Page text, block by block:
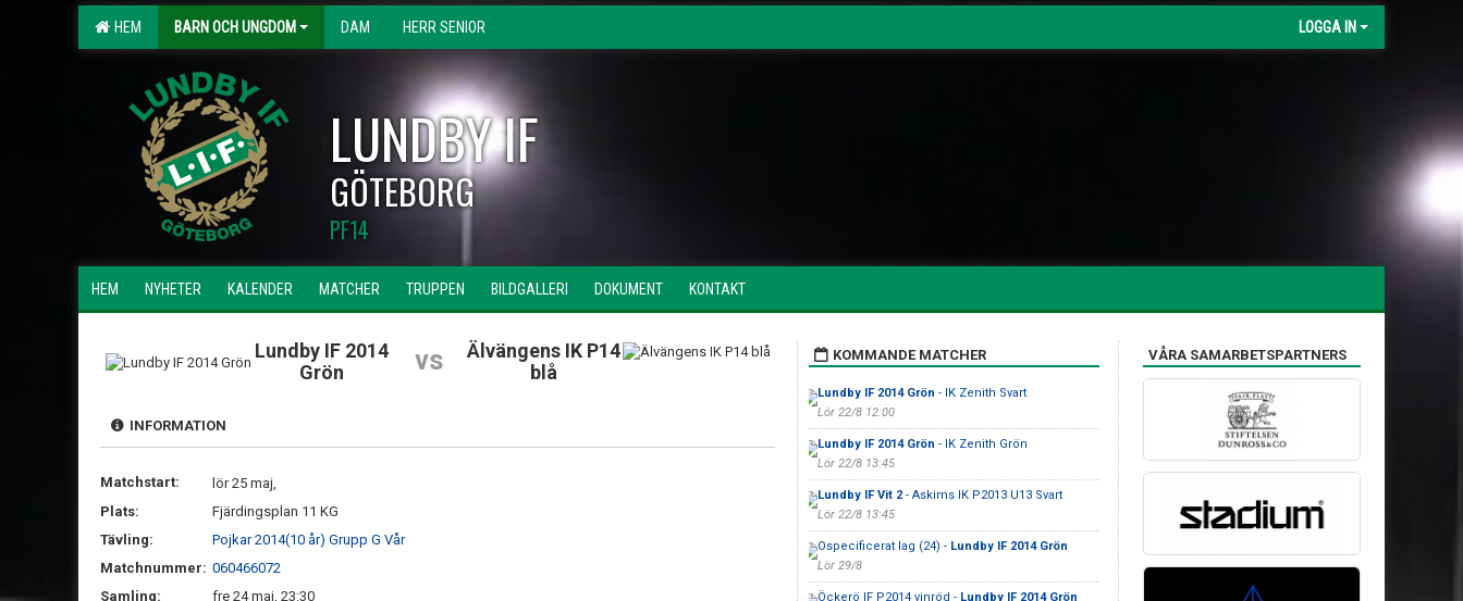
HEM BARN OCH UNGDOM DAM HERR SENIOR LOGGA IN
LUNDBY IF
GÖTEBORG
PF14
HEM NYHETER KALENDER MATCHER TRUPPEN BILDGALLERI DOKUMENT KONTAKT
Lundby IF 2014
Grön
vs
Älvängens IK P14
blå
INFORMATION
Matchstart:
lör 25 maj,
Plats:
Fjärdingsplan 11 KG
Tävling:
Pojkar 2014(10 år) Grupp G Vår
Matchnummer: 060466072
Samling:
fre 24 maj, 23:30
KOMMANDE MATCHER
Lundby IF 2014 Grön - IK Zenith Svart
Lör 22/8 12:00
Lundby IF 2014 Grön - IK Zenith Grön
Lör 22/8 13:45
Lundby IF Vit 2- Askims IK P2013 U13 Svart
Lör 22/8 13:45
Ospecificerat lag (24) - Lundby IF 2014 Grön
Lör 29/8
Öckerö IF P2014 vinröd - Lundby IF 2014 Grön
VÅRA SAMARBETSPARTNERS